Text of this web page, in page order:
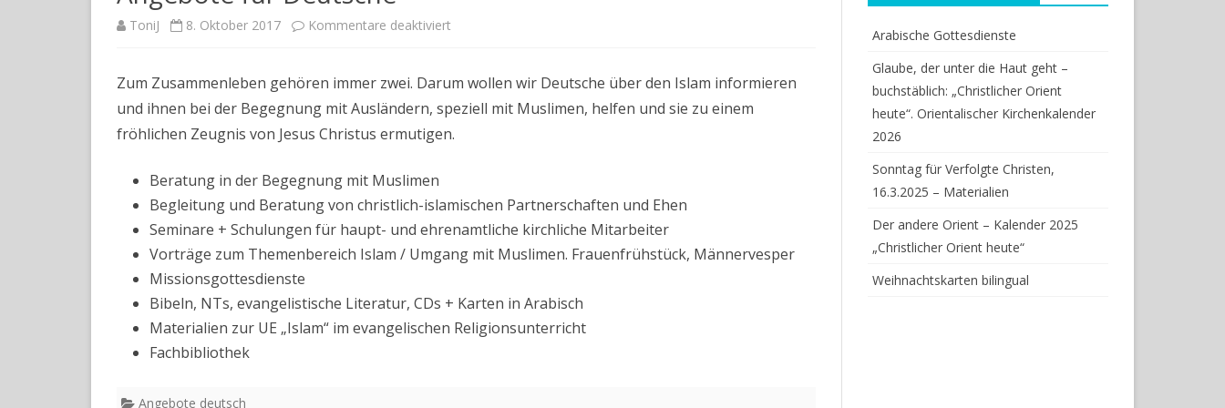
KALLIGRAPHIE – AUSSTELLUNG
ARABISCHE LIEDVIDEOS (MIT
UNTERTITEL IN DEUTSCH)
ToniJ 8. Oktober 2017 Kommentare deaktiviert
für
Deutsche
Zum Zusammenleben gehören immer zwei. Darum wollen wir Deutsche über den Islam informieren
und ihnen bei der Begegnung mit Ausländern, speziell mit Muslimen, helfen und sie zu einem
fröhlichen Zeugnis von Jesus Christus ermutigen.
Beratung in der Begegnung mit Muslimen
Begleitung und Beratung von christlich-islamischen Partnerschaften und Ehen
Seminare + Schulungen für haupt- und ehrenamtliche kirchliche Mitarbeiter
Vorträge zum Themenbereich Islam / Umgang mit Muslimen. Frauenfrühstück, Männervesper
Missionsgottesdienste
Bibeln, NTs, evangelistische Literatur, CDs + Karten in Arabisch
Materialien zur UE „Islam“ im evangelischen Religionsunterricht
Fachbibliothek
Angebote deutsch
Arabische Gottesdienste
Glaube, der unter die Haut geht –
buchstäblich: „Christlicher Orient
heute“. Orientalischer Kirchenkalender
2026
Sonntag für Verfolgte Christen,
16.3.2025 – Materialien
Der andere Orient – Kalender 2025
„Christlicher Orient heute“
Weihnachtskarten bilingual